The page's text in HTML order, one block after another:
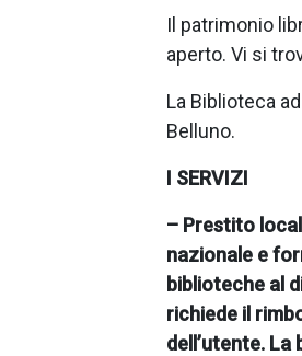
Il patrimonio
aperto. Vi si
La Biblioteca
Belluno.
I SERVIZI
– Prestito
nazionale e
biblioteche al
richiede il
dell’utente.